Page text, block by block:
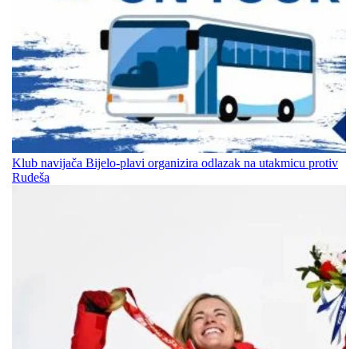
Klub navijača Bijelo-plavi organizira odlazak na utakmicu protiv
Rudeša